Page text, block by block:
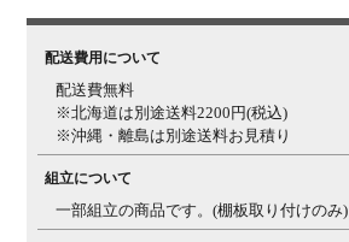
配送費用について
配送費無料
※北海道は別途送料2200円(税込)
※沖縄・離島は別途送料お見積り
組立について
一部組立の商品です。(棚板取り付けのみ)